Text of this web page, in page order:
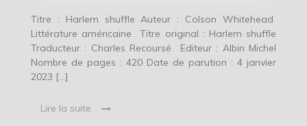
Titre : Harlem shuffle Auteur : Colson Whitehead
Littérature américaine Titre original : Harlem shuffle
Traducteur : Charles Recoursé Editeur : Albin Michel
Nombre de pages : 420 Date de parution : 4 janvier
2023 […]
Lire la suite